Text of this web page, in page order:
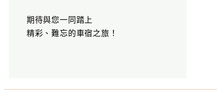
期待與您一同踏上
精彩、難忘的車宿之旅！